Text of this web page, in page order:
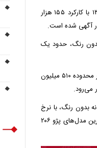
بر اساس آگهی‌های پژو ۲۰۶ کارکرده، پژو ۲۰۶ تیپ ۲ مدل ۱۳۹۹ با کارکرد ۱۵۵ هزار
بدنه بدون رنگ، حدود یک
پژو ۲۰۶ تیپ ۲ مدل ۱۳۸۵ با ۲۵۰ هزار کیلومتر کارکرد و بدنه بدون رنگ، در محدوده ۵۱۰ میلیون
می‌رود.
کیلومتر کارکرد و بدنه بدون رنگ، با نرخ
یک میلیارد و ۷۰۰ میلیون تومان در بازار حضور دارد. این نسخه جزو گران‌ترین مدل‌های پژو ۲۰۶